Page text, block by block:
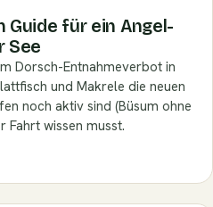
Guide für ein Angel-
See
Dorsch-Entnahmeverbot in
und Makrele die neuen
noch aktiv sind (Büsum ohne
Fahrt wissen musst.